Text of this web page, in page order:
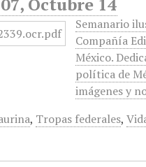
Semanario
Compañía
México.
política de
imágenes y
, Tropas federales,